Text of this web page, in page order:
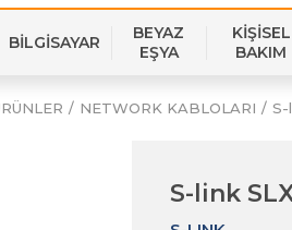
BİLGİSAYAR
BEYAZ
EŞYA
KİŞİSEL
BAKIM
NETWORK KABLOLARI S-
S-link